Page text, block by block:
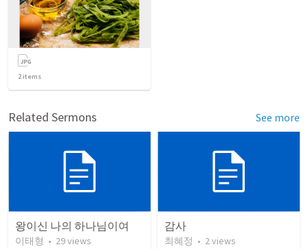
2items
Related Sermons See more
왕이신 나의 하나님이여
이태형 • 29views
감사
최혜정 • 2views